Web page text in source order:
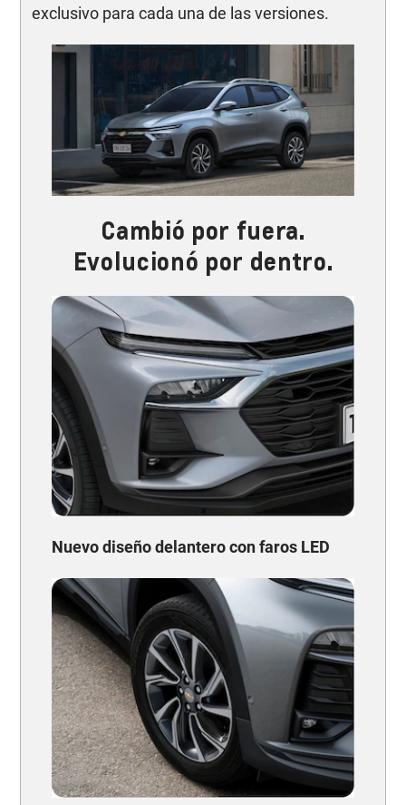
exclusivo para cada una de las versiones.
Cambió por fuera.
Evolucionó por dentro.
Nuevo diseño delantero con faros LED